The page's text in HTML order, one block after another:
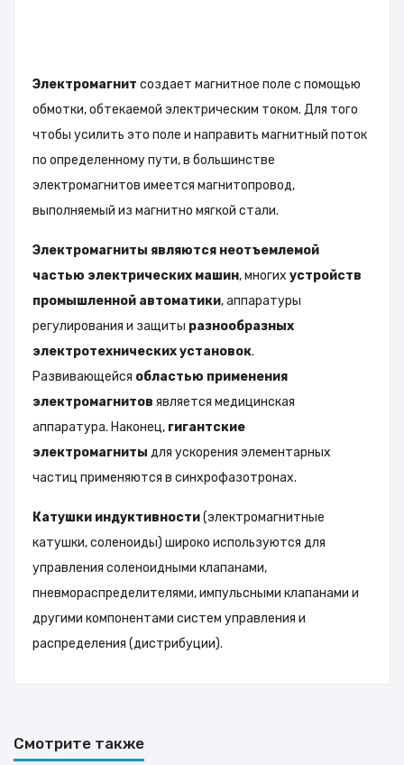
Электромагнит создает магнитное поле с помощью
обмотки, обтекаемой электрическим током. Для того
чтобы усилить это поле и направить магнитный поток
по определенному пути, в большинстве
электромагнитов имеется магнитопровод,
выполняемый из магнитно мягкой стали.
Электромагниты являются неотъемлемой
частью электрических машин, многих устройств
промышленной автоматики, аппаратуры
регулирования и защиты разнообразных
электротехнических установок.
Развивающейся областью применения
электромагнитов является медицинская
аппаратура. Наконец, гигантские
электромагниты для ускорения элементарных
частиц применяются в синхрофазотронах.
Катушки индуктивности(электромагнитные
катушки, соленоиды) широко используются для
управления соленоидными клапанами,
пневмораспределителями, импульсными клапанами и
другими компонентами систем управления и
распределения (дистрибуции).
Смотрите также